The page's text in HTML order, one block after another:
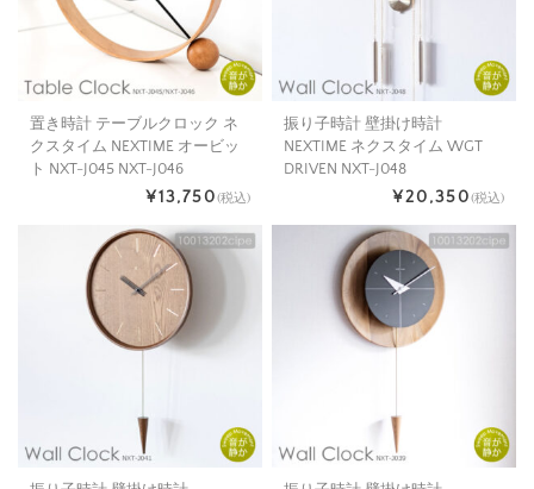
置き時計 テーブルクロック ネ
クスタイム NEXTIME オービッ
ト NXT-J045 NXT-J046
¥13,750(税込)
振り子時計 壁掛け時計
NEXTIME ネクスタイム WGT
DRIVEN NXT-J048
¥20,350(税込)